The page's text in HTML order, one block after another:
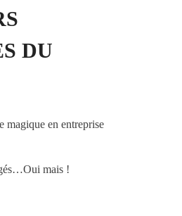
DU
magique en entreprise
mais !